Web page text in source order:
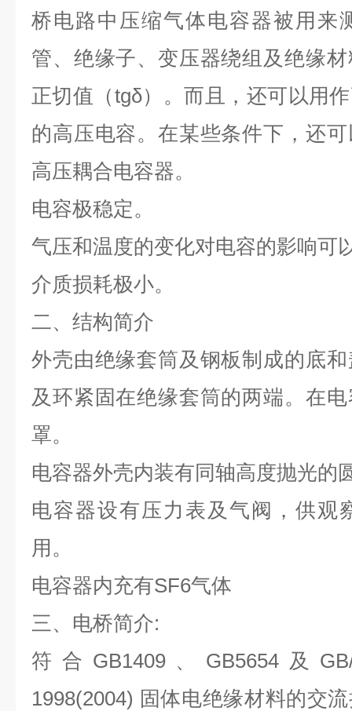
桥电路中压缩气体电容器被用来
管、绝缘子、变压器绕组及绝缘
正切值（tgδ）。而且，还可以用
的高压电容。在某些条件下，还
高压耦合电容器。
电容极稳定。
气压和温度的变化对电容的影响可
介质损耗极小。
二、结构简介
外壳由绝缘套筒及钢板制成的底
及环紧固在绝缘套筒的两端。在
罩。
电容器外壳内装有同轴高度抛光的
电容器设有压力表及气阀，供观
用。
电容器内充有SF6气体
三、电桥简介:
符合GB1409、GB5654及GB/
1998(2004) 固体电绝缘材料的交